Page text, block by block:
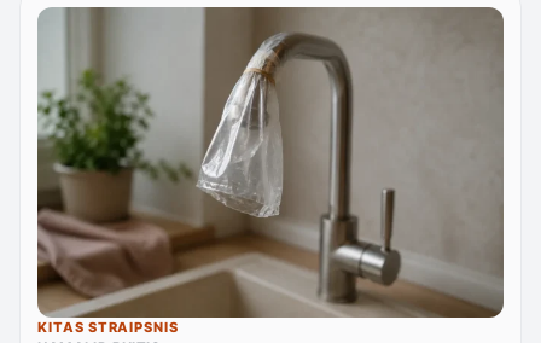
KITAS STRAIPSNIS